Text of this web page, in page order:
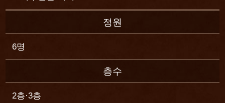
정원
6명
층수
2층·3층
정원
5명
층수
3층
정원
6명
층수
2층